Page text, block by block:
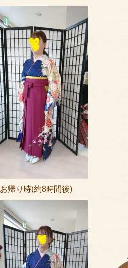
お帰り時(約8時間後)